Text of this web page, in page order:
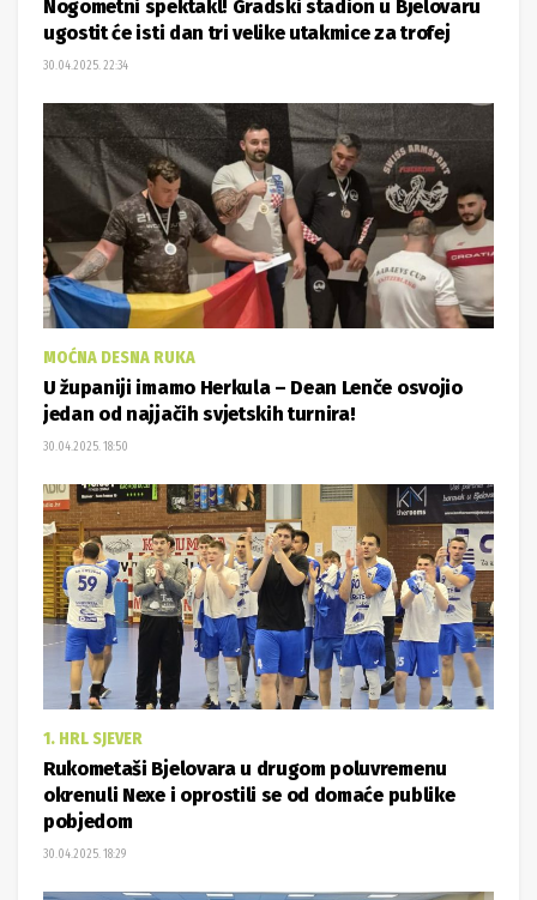
Nogometni spektakl! Gradski stadion u Bjelovaru
ugostit će isti dan tri velike utakmice za trofej
30.04.2025. 22:34
MOĆNA DESNA RUKA
U županiji imamo Herkula – Dean Lenče osvojio
jedan od najjačih svjetskih turnira!
30.04.2025. 18:50
1. HRL SJEVER
Rukometaši Bjelovara u drugom poluvremenu
okrenuli Nexe i oprostili se od domaće publike
pobjedom
30.04.2025. 18:29